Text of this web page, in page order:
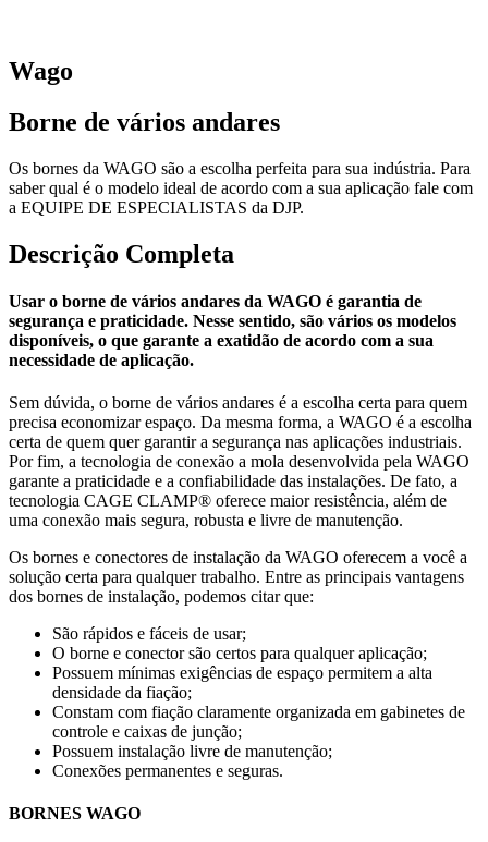
Wago
Borne de vários andares
Os bornes da WAGO são a escolha perfeita para sua indústria. Para
saber qual é o modelo ideal de acordo com a sua aplicação fale com
a EQUIPE DE ESPECIALISTAS da DJP.
Descrição Completa
Usar o borne de vários andares da WAGO é garantia de
segurança e praticidade. Nesse sentido, são vários os modelos
disponíveis, o que garante a exatidão de acordo com a sua
necessidade de aplicação.
Sem dúvida, o borne de vários andares é a escolha certa para quem
precisa economizar espaço. Da mesma forma, a WAGO é a escolha
certa de quem quer garantir a segurança nas aplicações industriais.
Por fim, a tecnologia de conexão a mola desenvolvida pela WAGO
garante a praticidade e a confiabilidade das instalações. De fato, a
tecnologia CAGE CLAMP® oferece maior resistência, além de
uma conexão mais segura, robusta e livre de manutenção.
Os bornes e conectores de instalação da WAGO oferecem a você a
solução certa para qualquer trabalho. Entre as principais vantagens
dos bornes de instalação, podemos citar que:
São rápidos e fáceis de usar;
O borne e conector são certos para qualquer aplicação;
Possuem mínimas exigências de espaço permitem a alta
densidade da fiação;
Constam com fiação claramente organizada em gabinetes de
controle e caixas de junção;
Possuem instalação livre de manutenção;
Conexões permanentes e seguras.
BORNES WAGO